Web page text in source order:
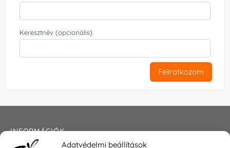
Adatvédelmi beállítások
Keresztnév (opcionális)
Feliratkozom
INFORMÁCIÓK